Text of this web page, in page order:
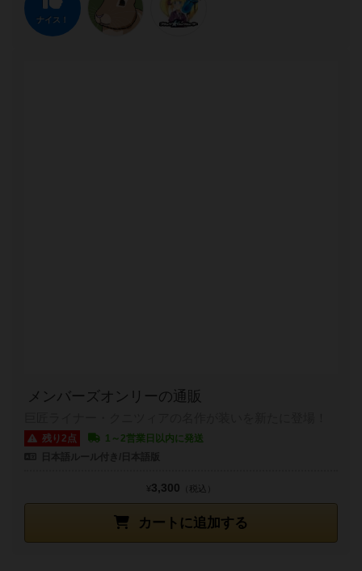
ナイス！
メンバーズオンリーの通販
残り2点
1～2営業日以内に発送
カートに追加する
¥3,300 （税込）